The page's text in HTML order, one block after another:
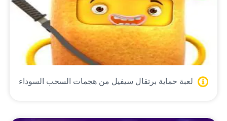
لعبة حماية برتقال سيفيل من هجمات السحب السوداء